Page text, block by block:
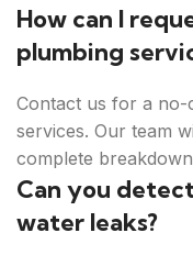
How can I
plumbing
Contact us for a no-
services. Our team
complete
Can you
water leaks?